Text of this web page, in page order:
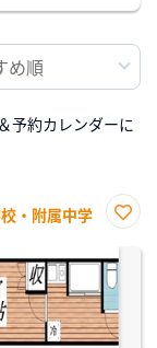
予約カレンダーに
・附属中学
に入
り登
録